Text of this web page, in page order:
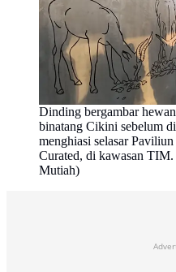
Dinding bergambar
binatang Cikini sebelum
menghiasi selasar
Curated, di kawasan
Mutiah)